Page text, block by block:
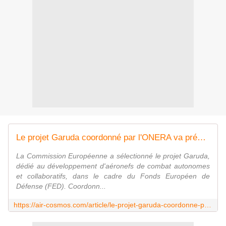
Le projet Garuda coordonné par l'ONERA va préparer les futurs systèmes de combat aérien
La Commission Européenne a sélectionné le projet Garuda,
dédié au développement d'aéronefs de combat autonomes
et collaboratifs, dans le cadre du Fonds Européen de
Défense (FED). Coordonn...